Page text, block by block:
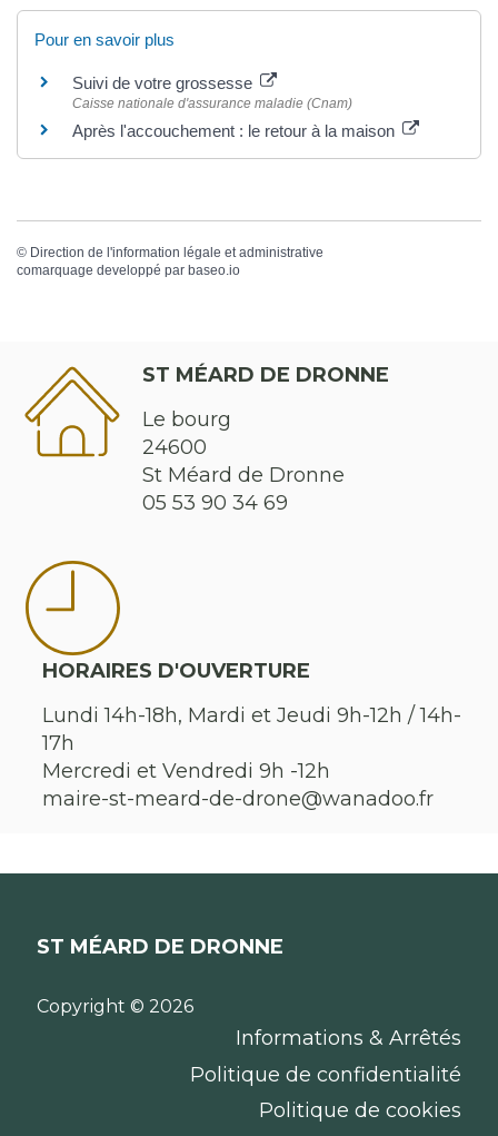
Pour en savoir plus
Suivi de votre grossesse
Caisse nationale d'assurance maladie (Cnam)
Après l'accouchement : le retour à la maison
© Direction de l'information légale et administrative
comarquage developpé par baseo.io
ST MÉARD DE DRONNE
Le bourg
24600
St Méard de Dronne
05 53 90 34 69
HORAIRES D'OUVERTURE
Lundi 14h-18h, Mardi et Jeudi 9h-12h / 14h-
17h
Mercredi et Vendredi 9h -12h
maire-st-meard-de-drone@wanadoo.fr
ST MÉARD DE DRONNE
Copyright © 2026
Informations & Arrêtés
Politique de confidentialité
Politique de cookies